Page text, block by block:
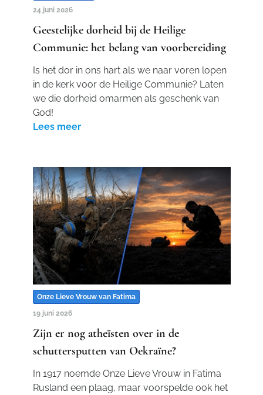
24 juni 2026
Geestelijke dorheid bij de Heilige
Communie: het belang van voorbereiding
Is het dor in ons hart als we naar voren lopen
in de kerk voor de Heilige Communie? Laten
we die dorheid omarmen als geschenk van
God!
Lees meer
Onze Lieve Vrouw van Fatima
19 juni 2026
Zijn er nog atheïsten over in de
schuttersputten van Oekraïne?
In 1917 noemde Onze Lieve Vrouw in Fatima
Rusland een plaag, maar voorspelde ook het